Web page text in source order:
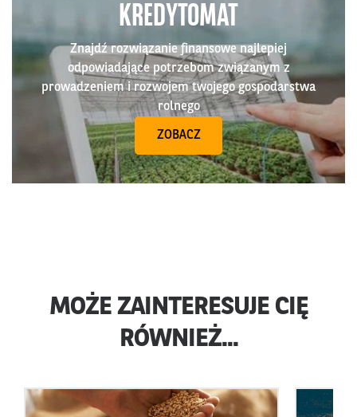
KREDYTOMAT
Znajdź rozwiązanie finansowe najlepiej
odpowiadające potrzebom związanym z
prowadzeniem i rozwojem twojego gospodarstwa
rolnego
ZOBACZ
MOŻE ZAINTERESUJE CIĘ
RÓWNIEŻ...